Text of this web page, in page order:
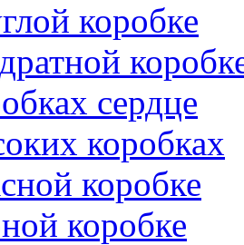
коробке
сердце
коробках
коробке
коробке